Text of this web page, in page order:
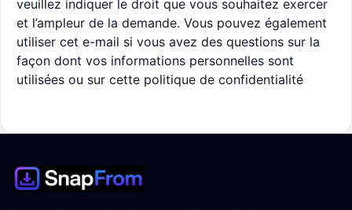
veuillez indiquer le droit que vous souhaitez exercer
et l’ampleur de la demande. Vous pouvez également
utiliser cet e-mail si vous avez des questions sur la
façon dont vos informations personnelles sont
utilisées ou sur cette politique de confidentialité